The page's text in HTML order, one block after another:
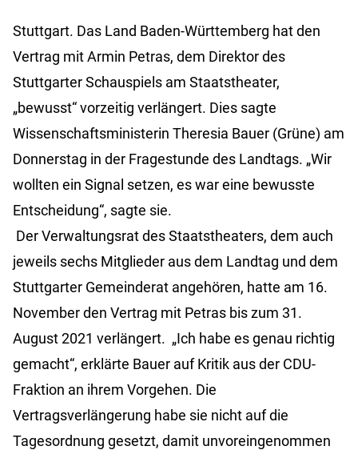
Stuttgart. Das Land Baden-Württemberg hat den
Vertrag mit Armin Petras, dem Direktor des
Stuttgarter Schauspiels am Staatstheater,
„bewusst“ vorzeitig verlängert. Dies sagte
Wissenschaftsministerin Theresia Bauer (Grüne) am
Donnerstag in der Fragestunde des Landtags. „Wir
wollten ein Signal setzen, es war eine bewusste
Entscheidung“, sagte sie.
Der Verwaltungsrat des Staatstheaters, dem auch
jeweils sechs Mitglieder aus dem Landtag und dem
Stuttgarter Gemeinderat angehören, hatte am 16.
November den Vertrag mit Petras bis zum 31.
August 2021 verlängert. „Ich habe es genau richtig
gemacht“, erklärte Bauer auf Kritik aus der CDU-
Fraktion an ihrem Vorgehen. Die
Vertragsverlängerung habe sie nicht auf die
Tagesordnung gesetzt, damit unvoreingenommen